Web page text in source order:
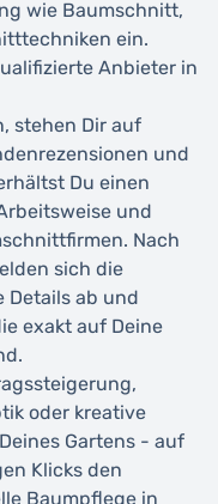
wie Baumschnitt,
ein.
Anbieter in
stehen Dir auf
und
Du einen
und
Nach
sich die
Details ab und
exakt auf Deine
oder kreative
Gartens - auf
Klicks den
Baumpflege in